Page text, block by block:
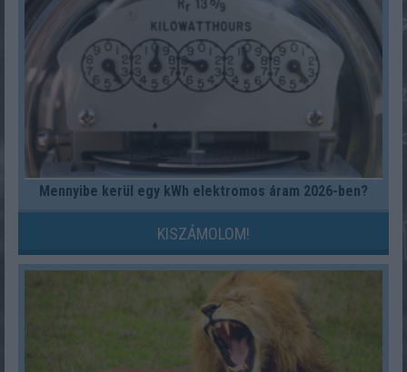
Mennyibe kerül egy kWh elektromos áram 2026-ben?
KISZÁMOLOM!